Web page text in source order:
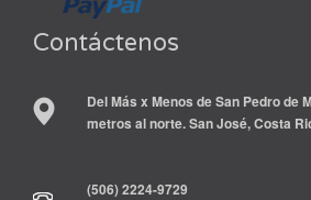
Contáctenos
Del Más x Menos de San Pedro de
metros al norte. San José, Costa
(506) 2224-9729